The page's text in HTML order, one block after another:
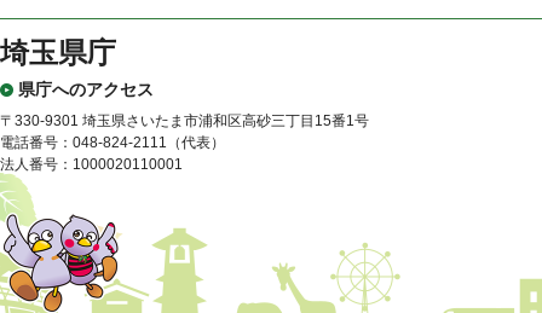
埼玉県庁
県庁へのアクセス
〒330-9301 埼玉県さいたま市浦和区高砂三丁目15番1号
電話番号：048-824-2111（代表）
法人番号：1000020110001